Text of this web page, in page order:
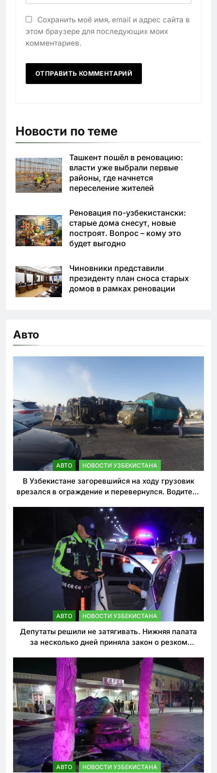
Сохранить моё имя, email и адрес сайта в
этом браузере для последующих моих
комментариев.
Новости по теме
Ташкент пошёл в реновацию:
власти уже выбрали первые
районы, где начнется
переселение жителей
Реновация по-узбекистански:
старые дома снесут, новые
построят. Вопрос – кому это
будет выгодно
Чиновники представили
президенту план сноса старых
домов в рамках реновации
Авто
АВТО НОВОСТИ УЗБЕКИСТАНА
В Узбекистане загоревшийся на ходу грузовик
врезался в ограждение и перевернулся. Водитель
АВТО НОВОСТИ УЗБЕКИСТАНА
Депутаты решили не затягивать. Нижняя палата
за несколько дней приняла закон о резком
АВТО НОВОСТИ УЗБЕКИСТАНА